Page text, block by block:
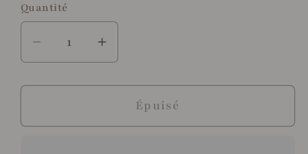
Quantité
Quantité
Réduire
la
quantité
savon
Augmenter
la
quantité
savon
Épuisé